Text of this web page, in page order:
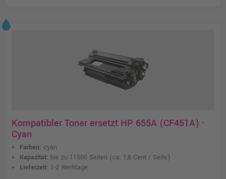
Kompatibler Toner ersetzt HP 655A (CF451A) ·
Cyan
Farben: cyan
Kapazität: bis zu 11500 Seiten (ca. 1,8 Cent / Seite)
Lieferzeit: 1-2 Werktage